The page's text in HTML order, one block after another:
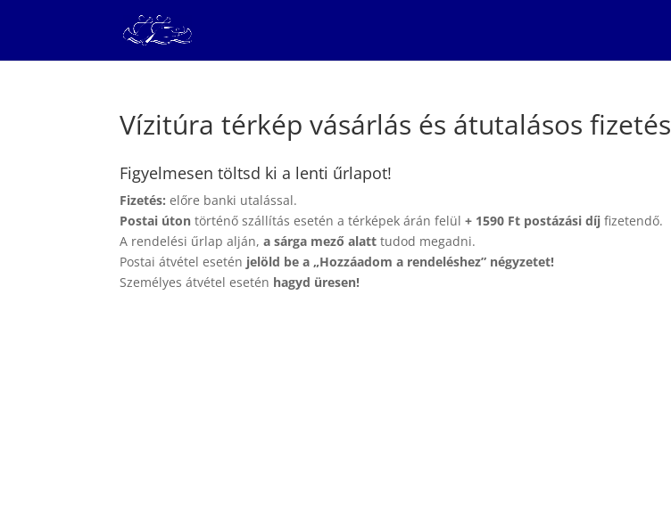
Vízitúra térkép vásárlás és átutalásos fizetés
Figyelmesen töltsd ki a lenti űrlapot!
Fizetés: előre banki utalással.
Postai úton történő szállítás esetén a térképek árán felül+ 1590 Ft postázási díj fizetendő.
A rendelési űrlap alján,a sárga mező alatt tudod megadni.
Postai átvétel esetén jelöld be a „Hozzáadom a rendeléshez” négyzetet!
Személyes átvétel esetén hagyd üresen!